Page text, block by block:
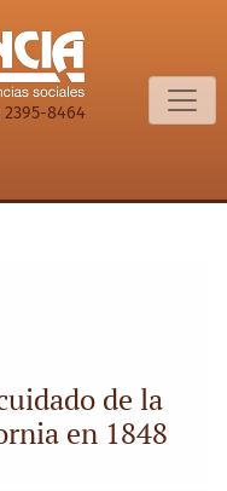
frontera de Baja
2395-8464
de la
en 1848